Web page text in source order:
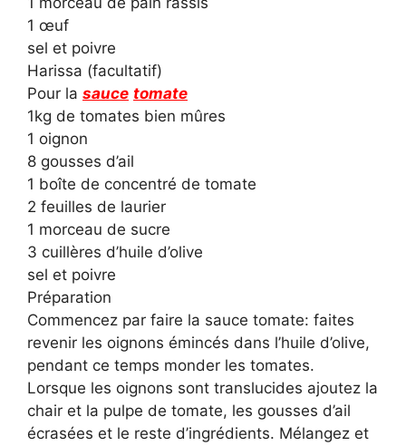
1 œuf
sel et poivre
Harissa (facultatif)
Pour la sauce tomate
1kg de tomates bien mûres
1 oignon
8 gousses d’ail
1 boîte de concentré de tomate
2 feuilles de laurier
1 morceau de sucre
3 cuillères d’huile d’olive
sel et poivre
Préparation
Commencez par faire la sauce tomate: faites
revenir les oignons émincés dans l’huile d’olive,
pendant ce temps monder les tomates.
Lorsque les oignons sont translucides ajoutez la
chair et la pulpe de tomate, les gousses d’ail
écrasées et le reste d’ingrédients. Mélangez et